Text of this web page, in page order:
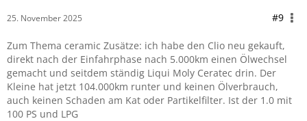
25. November 2025 #9
Zum Thema ceramic Zusätze: ich habe den Clio neu gekauft,
direkt nach der Einfahrphase nach 5.000km einen Ölwechsel
gemacht und seitdem ständig Liqui Moly Ceratec drin. Der
Kleine hat jetzt 104.000km runter und keinen Ölverbrauch,
auch keinen Schaden am Kat oder Partikelfilter. Ist der 1.0 mit
100 PS und LPG